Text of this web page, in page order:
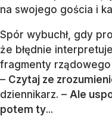
na swojego gościa i
Spór wybuchł, gdy
że błędnie
fragmenty
– Czytaj ze
dziennikarz. – Ale
potem ty...